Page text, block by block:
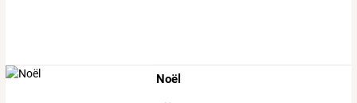
Noël